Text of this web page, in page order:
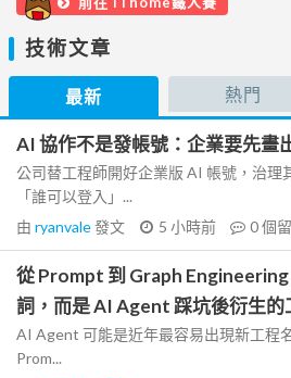
技術文章
最新 熱門
AI 協作不是發帳號：企業要先畫
公司替工程師開好企業版 AI 帳號，治理
「誰可以登入」...
由 ryanvale發文 5 小時前 0個
從 Prompt 到 Graph
詞，而是 AI Agent 踩坑後衍生的
AI Agent 可能是近年最容易出現新工程
Prom...